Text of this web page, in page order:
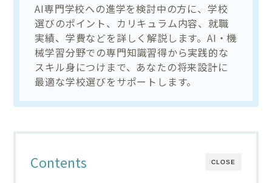
AI専門学校への進学を検討中の方に、学校
選びのポイント、カリキュラム内容、就職
実績、学費などを詳しく解説します。AI・機
械学習分野での専門知識習得から実践的な
スキル身につけまで、あなたの将来設計に
最適な学校選びをサポートします。
CLOSE
Contents